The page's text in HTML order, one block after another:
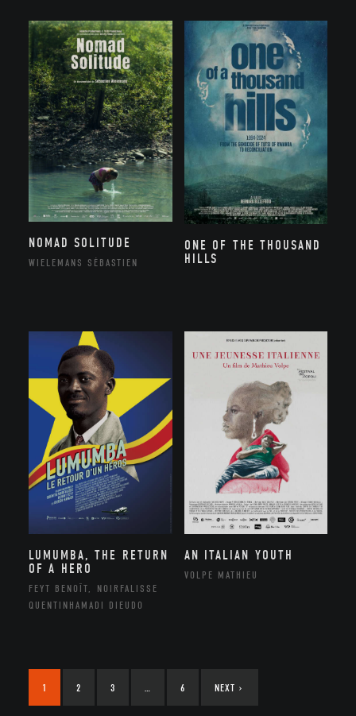
NOMAD SOLITUDE
WIELEMANS SÉBASTIEN
ONE OF THE THOUSAND
HILLS
LUMUMBA, THE RETURN
OF A HERO
FEYT BENOÎT, NOIRFALISSE
QUENTINHAMADI DIEUDO
AN ITALIAN YOUTH
VOLPE MATHIEU
1 2 3 6 NEXT ›